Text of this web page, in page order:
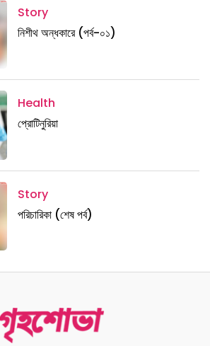
Story
নিশীথ অন্ধকারে (পর্ব-০১)
Health
প্রোটিনুরিয়া
Story
পরিচারিকা (শেষ পর্ব)